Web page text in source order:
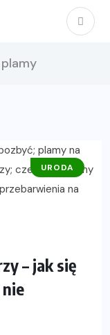
plamy
URODA
– jak się